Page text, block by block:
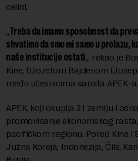
celini.
„Treba da imamo sposobnost da
shvatimo da smo mi samo u prolazu,
naše institucije ostati„, rekao je
Kine, Džozefom Bajdenom
među učesnicima samita APEK-a.
APEK, koji okuplja 21 zemlju i
promovisanje ekonomskog
pacifičkom regionu. Pored Kine i
Južna Koreja, Indonezija, Čile,